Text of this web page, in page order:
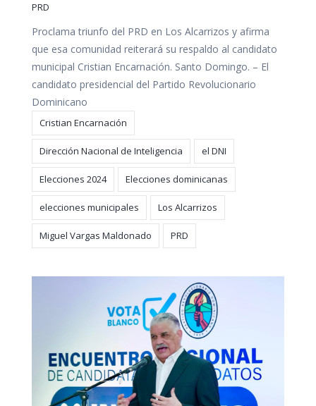
PRD
Proclama triunfo del PRD en Los Alcarrizos y afirma
que esa comunidad reiterará su respaldo al candidato
municipal Cristian Encarnación. Santo Domingo. – El
candidato presidencial del Partido Revolucionario
Dominicano
Cristian Encarnación
Dirección Nacional de Inteligencia el DNI
Elecciones 2024 Elecciones dominicanas
elecciones municipales Los Alcarrizos
Miguel Vargas Maldonado PRD